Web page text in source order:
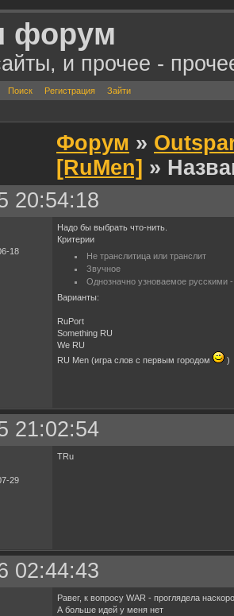
форум
и прочее -
Поиск Регистрация Зайти
Форум »
[RuMen] »
20:54:18
18
Надо бы выбрать что-нить.
Критерии
Не транслитица или транслит
Звучное
Однозначно узноваемое русскими
Варианты:
RuPort
Something RU
We RU
RU Men (игра слов с первым городом
)
21:02:54
29
TRu
02:44:43
Равег, к вопросу WAR - проглядела
А больше идей у меня нет